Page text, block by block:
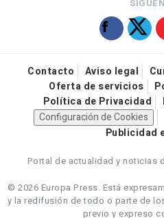
Contacto Aviso legal
Oferta de servicios
Política de Privacidad
Configuración de Cookies
Publicidad
Portal de actualidad y noticias
© 2026 Europa Press. Está
y la redifusión de todo o parte de
previo y expreso